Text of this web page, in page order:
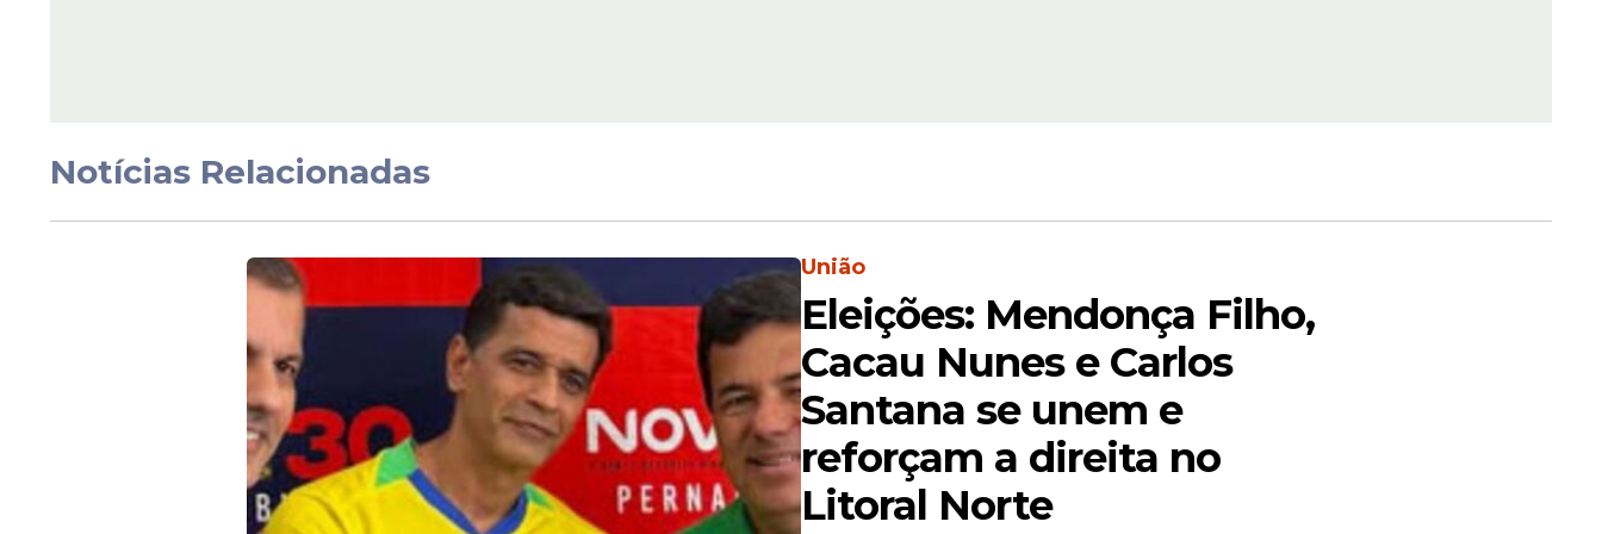
Belmonte com Gilsinho
Veja Também
Ao encontrá-lo, não fiz qualquer ameaça. Quem me conhece sabe que este não é o meu perfil. Nunca
tive histórico de violência, agressões ou intimidações. Minha vida sempre foi pautada pelo diálogo,
pelo respeito e pela construção de amizades.
Notícias Relacionadas
União
Eleições: Mendonça Filho,
Cacau Nunes e Carlos
Santana se unem e
reforçam a direita no
Litoral Norte